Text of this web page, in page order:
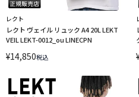
レクト
レクト ヴェイル リュック A4 20L LEKT
VEIL LEKT-0012_ou LINECPN
¥14,850税込